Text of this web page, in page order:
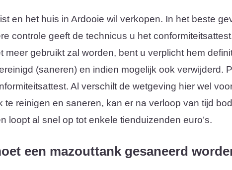
en het huis in Ardooie wil verkopen. In het beste
controle geeft de technicus u het
meer gebruikt zal worden, bent u verplicht hem
(saneren) en indien mogelijk ook
Al verschilt de wetgeving hier wel
te reinigen en saneren, kan er na verloop van tijd
loopt al snel op tot enkele tienduizenden euro’s.
een mazouttank gesaneerd